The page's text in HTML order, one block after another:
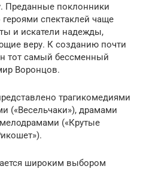
Преданные поклонники
героями спектаклей чаще
и искатели надежды,
веру. К созданию почти
тот самый бессменный
Воронцов.
трагикомедиями
(«Весельчаки»), драмами
(«Крутые
широким выбором